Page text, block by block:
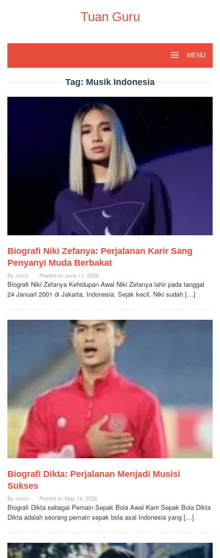
Tuan Guru
MENU
Tag: Musik Indonesia
Biografi Niki Zefanya: Perjalanan Karir Sang
Penyanyi Muda Berbakat
By admin Posted onJune 11, 2026
Biografi Niki Zefanya Kehidupan Awal Niki Zefanya lahir pada tanggal
24 Januari 2001 di Jakarta, Indonesia. Sejak kecil, Niki sudah […]
Biografi Dikta: Perjalanan Menjadi Musisi
Sukses
By admin Posted on May 14, 2026
Biografi Dikta sebagai Pemain Sepak Bola Awal Karir Sepak Bola Dikta
Dikta adalah seorang pemain sepak bola asal Indonesia yang […]